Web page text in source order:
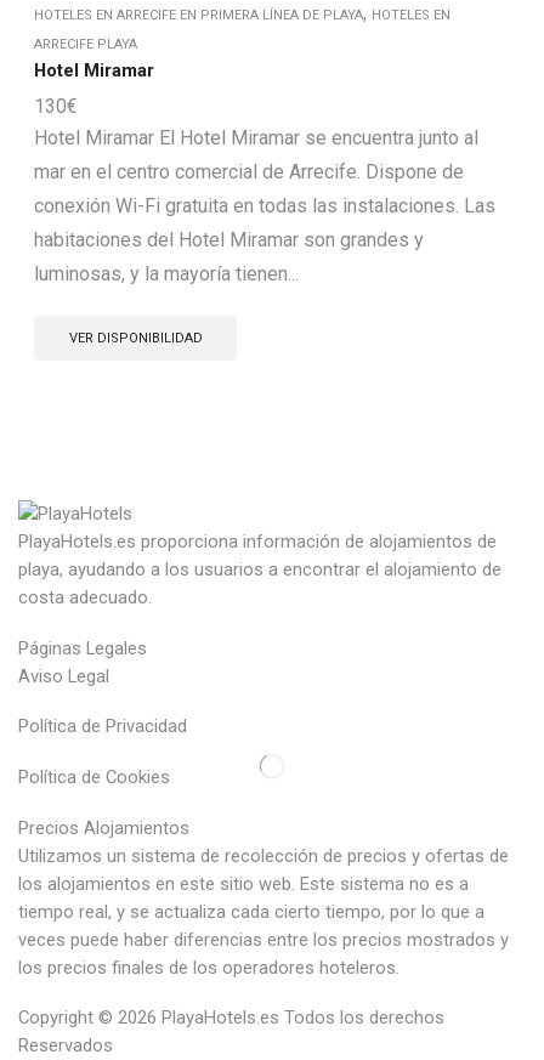
HOTELES EN ARRECIFE EN PRIMERA LÍNEA DE PLAYA, HOTELES EN
ARRECIFE PLAYA
Hotel Miramar
130€
Hotel Miramar El Hotel Miramar se encuentra junto al
mar en el centro comercial de Arrecife. Dispone de
conexión Wi-Fi gratuita en todas las instalaciones. Las
habitaciones del Hotel Miramar son grandes y
luminosas, y la mayoría tienen...
VER DISPONIBILIDAD
PlayaHotels.es proporciona información de alojamientos de
playa, ayudando a los usuarios a encontrar el alojamiento de
costa adecuado.
Páginas Legales
Aviso Legal
Política de Privacidad
Política de Cookies
Precios Alojamientos
Utilizamos un sistema de recolección de precios y ofertas de
los alojamientos en este sitio web. Este sistema no es a
tiempo real, y se actualiza cada cierto tiempo, por lo que a
veces puede haber diferencias entre los precios mostrados y
los precios finales de los operadores hoteleros.
Copyright © 2026 PlayaHotels.es Todos los derechos
Reservados